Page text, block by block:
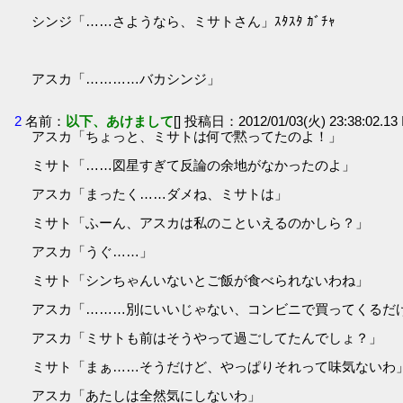
シンジ「……さようなら、ミサトさん」ｽﾀｽﾀ ｶﾞﾁｬ
アスカ「…………バカシンジ」
2 名前： 以下、あけまして[] 投稿日：2012/01/03(火)
アスカ「ちょっと、ミサトは何で黙ってたのよ！」
ミサト「……図星すぎて反論の余地がなかったのよ」
アスカ「まったく……ダメね、ミサトは」
ミサト「ふーん、アスカは私のこといえるのかしら？」
アスカ「うぐ……」
ミサト「シンちゃんいないとご飯が食べられないわね」
アスカ「………別にいいじゃない、コンビニで買ってくるだ
アスカ「ミサトも前はそうやって過ごしてたんでしょ？」
ミサト「まぁ……そうだけど、やっぱりそれって味気ないわ」
アスカ「あたしは全然気にしないわ」